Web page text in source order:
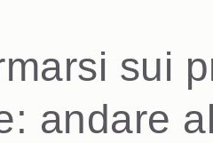
sui
andare